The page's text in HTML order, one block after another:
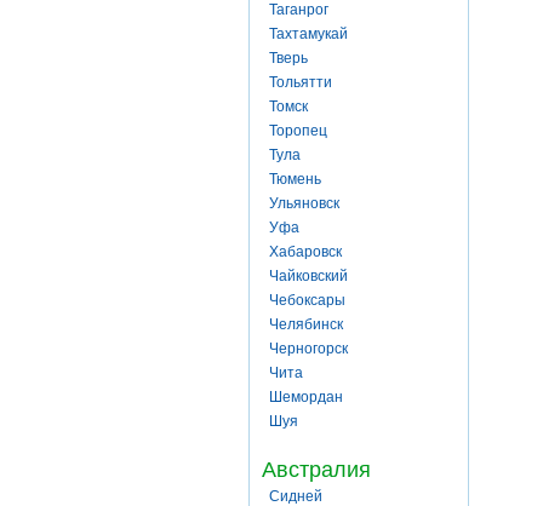
Таганрог
Тахтамукай
Тверь
Тольятти
Томск
Торопец
Тула
Тюмень
Ульяновск
Уфа
Хабаровск
Чайковский
Чебоксары
Челябинск
Черногорск
Чита
Шемордан
Шуя
Австралия
Сидней